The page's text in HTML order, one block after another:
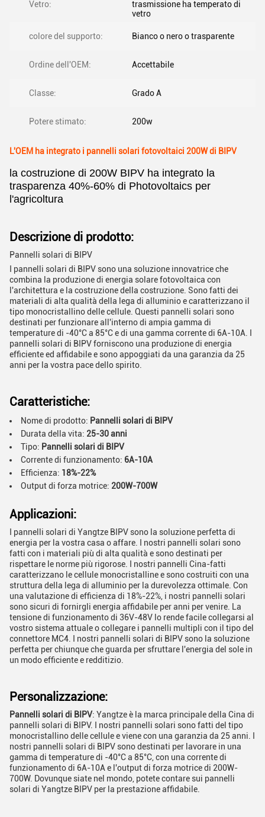
Vetro:
trasmissione ha temperato di
vetro
colore del supporto: Bianco o nero o trasparente
Ordine dell'OEM: Accettabile
Classe: Grado A
Potere stimato: 200w
L'OEM ha integrato i pannelli solari fotovoltaici 200W di BIPV
la costruzione di 200W BIPV ha integrato la
trasparenza 40%-60% di Photovoltaics per
l'agricoltura
Descrizione di prodotto:
Pannelli solari di BIPV
I pannelli solari di BIPV sono una soluzione innovatrice che
combina la produzione di energia solare fotovoltaica con
l'architettura e la costruzione della costruzione. Sono fatti dei
materiali di alta qualità della lega di alluminio e caratterizzano il
tipo monocristallino delle cellule. Questi pannelli solari sono
destinati per funzionare all'interno di ampia gamma di
temperature di -40°C a 85°C e di una gamma corrente di 6A-10A. I
pannelli solari di BIPV forniscono una produzione di energia
efficiente ed affidabile e sono appoggiati da una garanzia da 25
anni per la vostra pace dello spirito.
Caratteristiche:
Nome di prodotto: Pannelli solari di BIPV
Durata della vita: 25-30 anni
Tipo: Pannelli solari di BIPV
Corrente di funzionamento: 6A-10A
Efficienza: 18%-22%
Output di forza motrice: 200W-700W
Applicazioni:
I pannelli solari di Yangtze BIPV sono la soluzione perfetta di
energia per la vostra casa o affare. I nostri pannelli solari sono
fatti con i materiali più di alta qualità e sono destinati per
rispettare le norme più rigorose. I nostri pannelli Cina-fatti
caratterizzano le cellule monocristalline e sono costruiti con una
struttura della lega di alluminio per la durevolezza ottimale. Con
una valutazione di efficienza di 18%-22%, i nostri pannelli solari
sono sicuri di fornirgli energia affidabile per anni per venire. La
tensione di funzionamento di 36V-48V lo rende facile collegarsi al
vostro sistema attuale o collegare i pannelli multipli con il tipo del
connettore MC4. I nostri pannelli solari di BIPV sono la soluzione
perfetta per chiunque che guarda per sfruttare l'energia del sole in
un modo efficiente e redditizio.
Personalizzazione:
Pannelli solari di BIPV: Yangtze è la marca principale della Cina di
pannelli solari di BIPV. I nostri pannelli solari sono fatti del tipo
monocristallino delle cellule e viene con una garanzia da 25 anni. I
nostri pannelli solari di BIPV sono destinati per lavorare in una
gamma di temperature di -40°C a 85°C, con una corrente di
funzionamento di 6A-10A e l'output di forza motrice di 200W-
700W. Dovunque siate nel mondo, potete contare sui pannelli
solari di Yangtze BIPV per la prestazione affidabile.